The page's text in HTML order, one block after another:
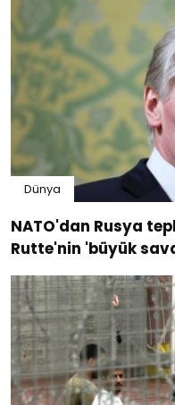
Dünya
NATO'dan Rusya
Rutte'nin 'büyük
'sorumsuz' buldu